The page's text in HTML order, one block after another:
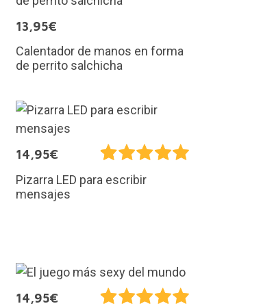
13,95€
Calentador de manos en forma
de perrito salchicha
14,95€
Pizarra LED para escribir
mensajes
14,95€